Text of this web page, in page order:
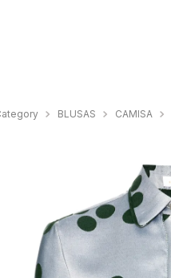
BLUSAS CAMISA